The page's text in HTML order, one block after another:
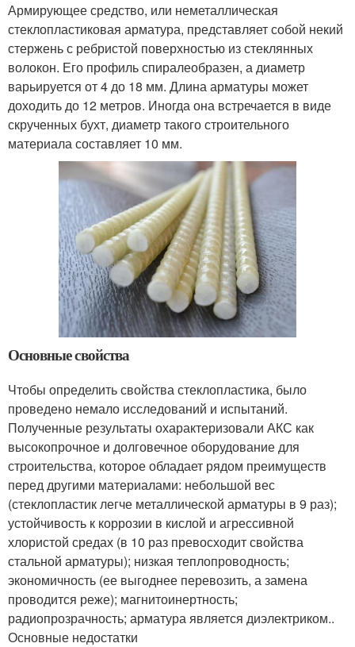
Армирующее средство, или неметаллическая
стеклопластиковая арматура, представляет собой некий
стержень с ребристой поверхностью из стеклянных
волокон. Его профиль спиралеобразен, а диаметр
варьируется от 4 до 18 мм. Длина арматуры может
доходить до 12 метров. Иногда она встречается в виде
скрученных бухт, диаметр такого строительного
материала составляет 10 мм.
Основные свойства
Чтобы определить свойства стеклопластика, было
проведено немало исследований и испытаний.
Полученные результаты охарактеризовали АКС как
высокопрочное и долговечное оборудование для
строительства, которое обладает рядом преимуществ
перед другими материалами: небольшой вес
(стеклопластик легче металлической арматуры в 9 раз);
устойчивость к коррозии в кислой и агрессивной
хлористой средах (в 10 раз превосходит свойства
стальной арматуры); низкая теплопроводность;
экономичность (ее выгоднее перевозить, а замена
проводится реже); магнитоинертность;
радиопрозрачность; арматура является диэлектриком..
Основные недостатки